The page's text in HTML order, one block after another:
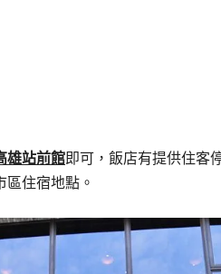
雄站前館即可，飯店有提供住客
住宿地點。